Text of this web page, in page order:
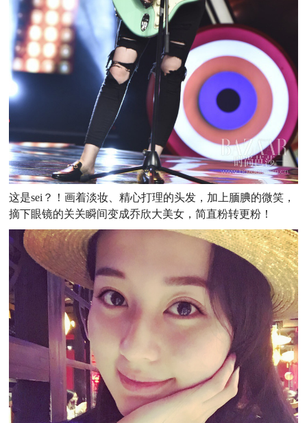
这是sei？！画着淡妆、精心打理的头发，加上腼腆的微笑，
摘下眼镜的关关瞬间变成乔欣大美女，简直粉转更粉！